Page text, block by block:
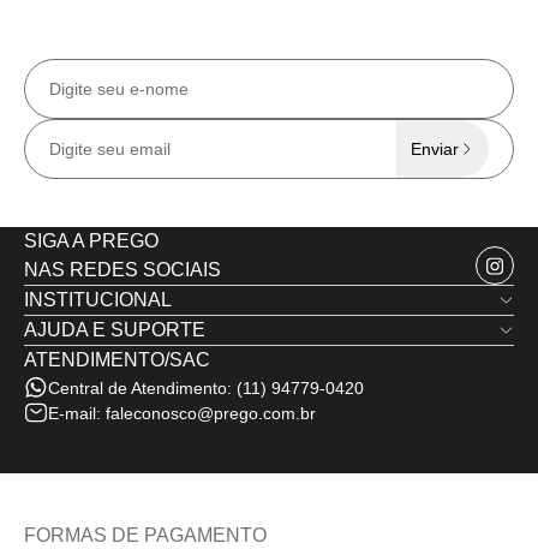
Enviar
SIGA A PREGO
NAS REDES SOCIAIS
INSTITUCIONAL
Quem Somos
Nossas Lojas
Minha Conta
AJUDA E SUPORTE
Trocas e Devoluções
Política de Privacidade
Termos de Uso
ATENDIMENTO/SAC
Central de Atendimento: (11) 94779-0420
E-mail: faleconosco@prego.com.br
FORMAS DE PAGAMENTO